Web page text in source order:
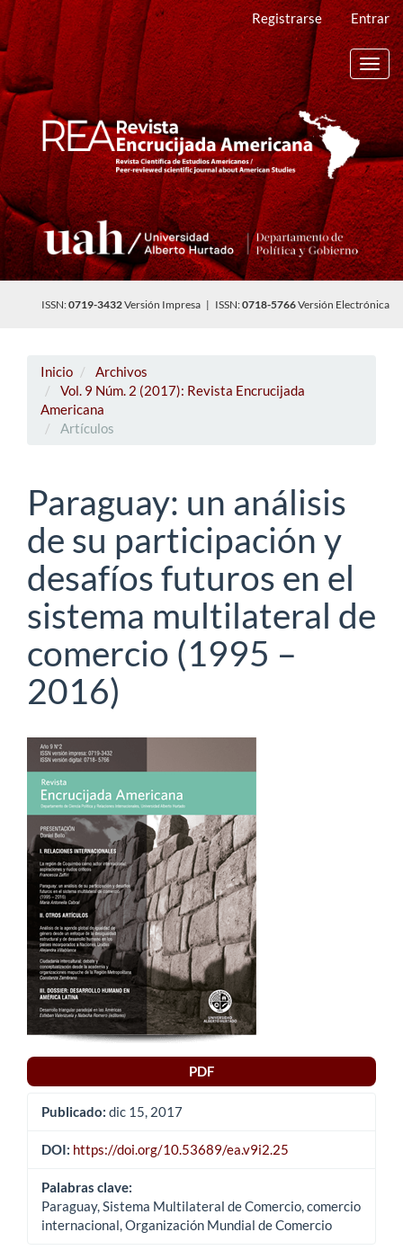
Navegación
principal
Contenido
principal
Barra
lateral
Registrarse Entrar
ISSN:0719-3432Versión Impresa | ISSN:0718-5766Versión Electrónica
Inicio
Archivos
Vol. 9 Núm. 2 (2017): Revista Encrucijada
Americana
Artículos
Paraguay: un análisis
de su participación y
desafíos futuros en el
sistema multilateral de
comercio (1995 –
2016)
Barra
lateral
del
artículo
PDF
Publicado: dic 15, 2017
DOI: https://doi.org/10.53689/ea.v9i2.25
Palabras clave:
Paraguay, Sistema Multilateral de Comercio, comercio
internacional, Organización Mundial de Comercio